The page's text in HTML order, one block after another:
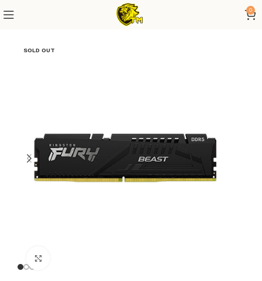
0
SOLD OUT